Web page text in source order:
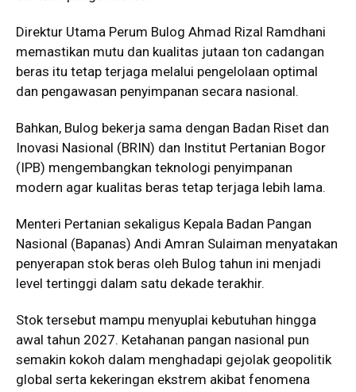
Direktur Utama Perum Bulog Ahmad Rizal Ramdhani
memastikan mutu dan kualitas jutaan ton cadangan
beras itu tetap terjaga melalui pengelolaan optimal
dan pengawasan penyimpanan secara nasional.
Bahkan, Bulog bekerja sama dengan Badan Riset dan
Inovasi Nasional (BRIN) dan Institut Pertanian Bogor
(IPB) mengembangkan teknologi penyimpanan
modern agar kualitas beras tetap terjaga lebih lama.
Menteri Pertanian sekaligus Kepala Badan Pangan
Nasional (Bapanas) Andi Amran Sulaiman menyatakan
penyerapan stok beras oleh Bulog tahun ini menjadi
level tertinggi dalam satu dekade terakhir.
Stok tersebut mampu menyuplai kebutuhan hingga
awal tahun 2027. Ketahanan pangan nasional pun
semakin kokoh dalam menghadapi gejolak geopolitik
global serta kekeringan ekstrem akibat fenomena